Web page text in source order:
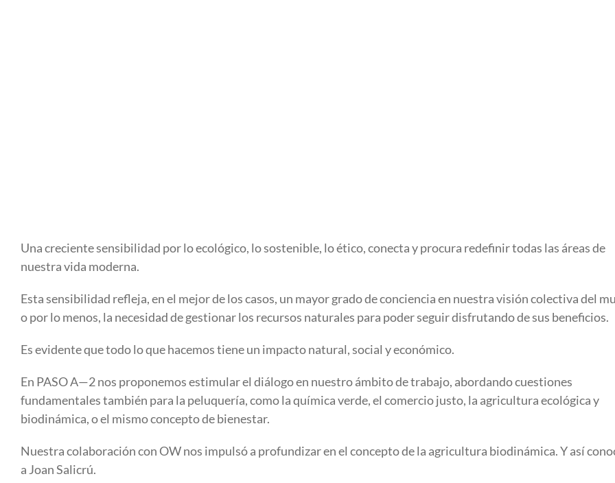
Una creciente sensibilidad por lo ecológico, lo sostenible, lo ético, conecta y procura redefinir todas las áreas de
nuestra vida moderna.
Esta sensibilidad refleja, en el mejor de los casos, un mayor grado de conciencia en nuestra visión colectiva del
o por lo menos, la necesidad de gestionar los recursos naturales para poder seguir disfrutando de sus beneficios.
Es evidente que todo lo que hacemos tiene un impacto natural, social y económico.
En PASO A—2 nos proponemos estimular el diálogo en nuestro ámbito de trabajo, abordando cuestiones
fundamentales también para la peluquería, como la química verde, el comercio justo, la agricultura ecológica y
biodinámica, o el mismo concepto de bienestar.
Nuestra colaboración con OW nos impulsó a profundizar en el concepto de la agricultura biodinámica. Y así
a Joan Salicrú.